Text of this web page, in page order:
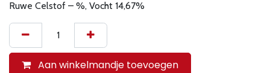
Ruwe Celstof – %, Vocht 14,67%
Aan winkelmandje toevoegen